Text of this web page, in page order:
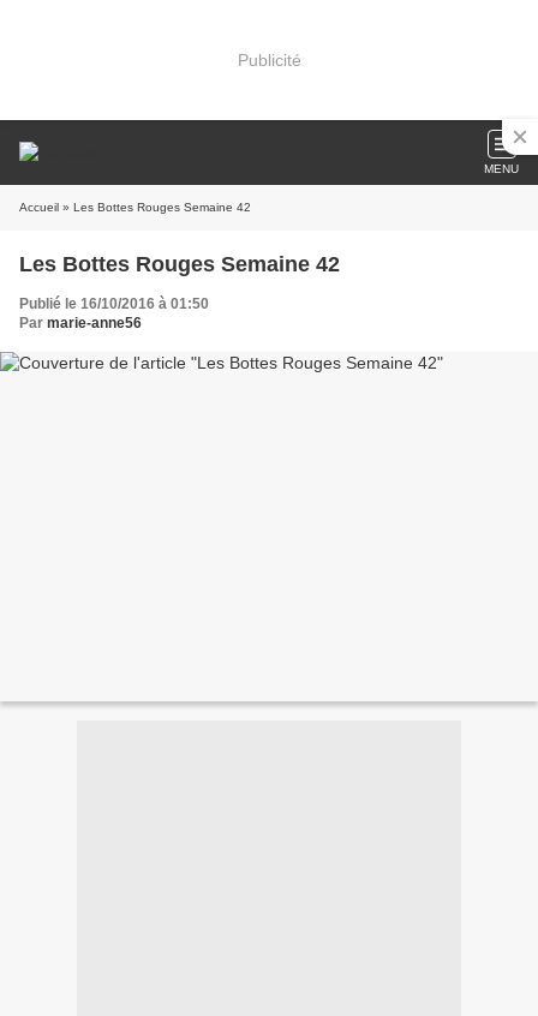
Publicité
MENU
Accueil » Les Bottes Rouges Semaine 42
Les Bottes Rouges Semaine 42
Publié le 16/10/2016 à 01:50
Par marie-anne56